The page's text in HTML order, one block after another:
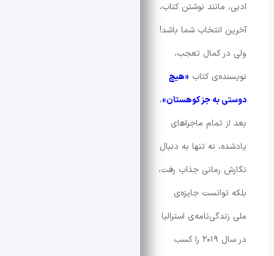
نوشتن کتاب،
شما باشد!
کمال تعجب،
کتاب«هیچ
به جز کوهستان»،
تمام ماجراهای
نه تنها به دنبال
رمانی جذاب رفت،
جایزه‌ی
استرالیا
در سال ۲۰۱۹ را کسب